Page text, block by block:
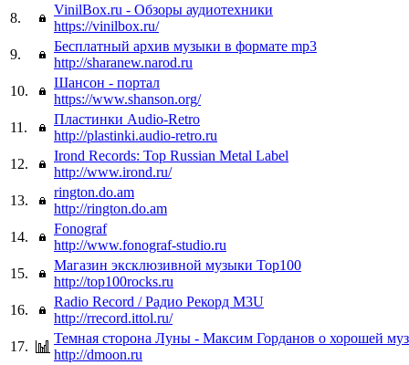
8.
VinilBox.ru - Обзоры аудиотехники
https://vinilbox.ru/
9.
Бесплатный архив музыки в формате mp3
http://sharanew.narod.ru
10.
Шансон - портал
https://www.shanson.org/
11.
Пластинки Audio-Retro
http://plastinki.audio-retro.ru
12.
Irond Records: Top Russian Metal Label
http://www.irond.ru/
13.
rington.do.am
http://rington.do.am
14.
Fonograf
http://www.fonograf-studio.ru
15.
Магазин эксклюзивной музыки Top100
http://top100rocks.ru
16.
Radio Record / Радио Рекорд M3U
http://rrecord.ittol.ru/
17.
Темная сторона Луны - Максим Горданов о хорошей
http://dmoon.ru